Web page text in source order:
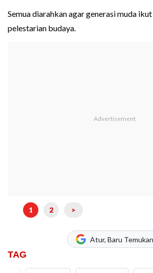
Semua diarahkan agar generasi muda
pelestarian budaya.
1 2 >
Atur, Baru Temukan
TAG